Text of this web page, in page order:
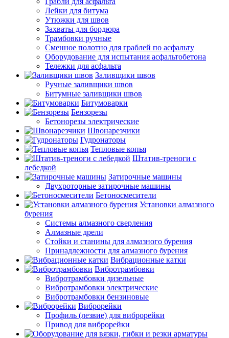
Лейки для битума
Утюжки для швов
Захваты для бордюра
Трамбовки ручные
Сменное полотно для граблей по асфальту
Оборудование для испытания асфальтобетона
Тележки для асфальта
Заливщики швов
Ручные заливщики швов
Битумные заливщики швов
Битумоварки
Бензорезы
Бетонорезы электрические
Швонарезчики
Гудронаторы
Тепловые копья
Штатив-треноги с
лебедкой
Затирочные машины
Двухроторные затирочные машины
Бетоносмесители
Установки алмазного
бурения
Системы алмазного сверления
Алмазные дрели
Стойки и станины для алмазного бурения
Принадлежности для алмазного бурения
Вибрационные катки
Вибротрамбовки
Вибротрамбовки дизельные
Вибротрамбовки электрические
Вибротрамбовки бензиновые
Виброрейки
Профиль (лезвие) для виброрейки
Привод для виброрейки